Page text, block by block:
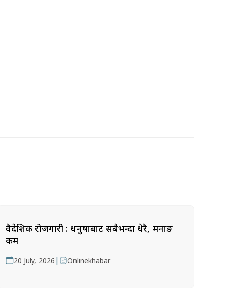
वैदेशिक रोजगारी : धनुषाबाट सबैभन्दा धेरै, मनाङ
कम
20 July, 2026 | Onlinekhabar